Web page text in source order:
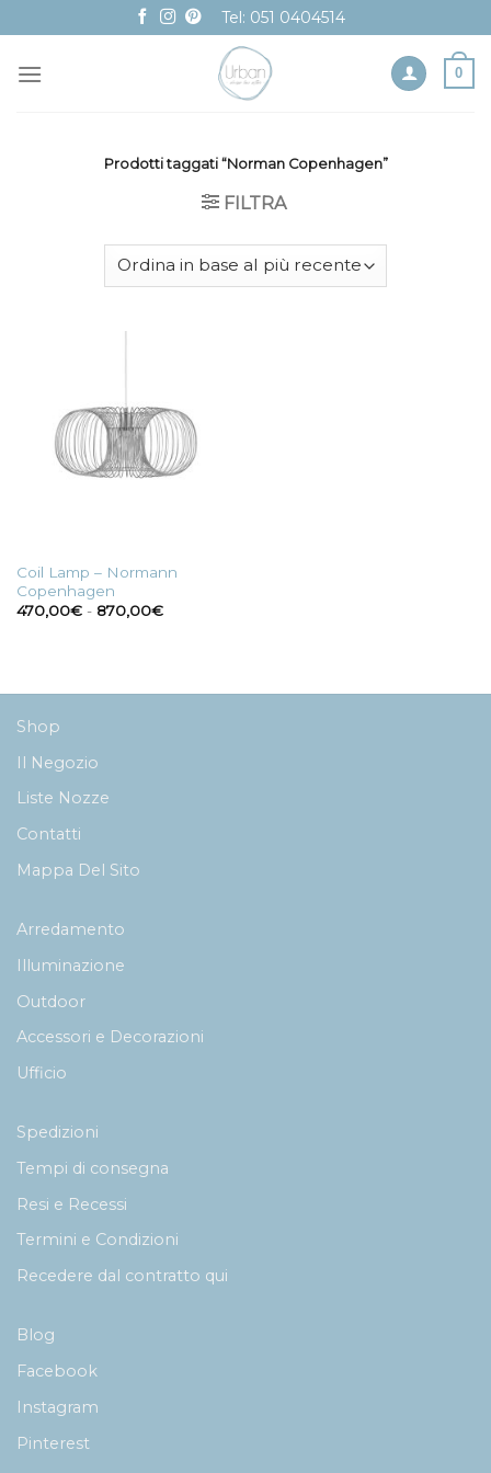
to
content
Tel: 051 0404514
0
Prodotti taggati “Norman Copenhagen”
FILTRA
Coil Lamp – Normann
Copenhagen
470,00€ - 870,00€Fascia
870,00€
Shop
Il Negozio
Liste Nozze
Contatti
Mappa Del Sito
Arredamento
Illuminazione
Outdoor
Accessori e Decorazioni
Ufficio
Spedizioni
Tempi di consegna
Resi e Recessi
Termini e Condizioni
Recedere dal contratto qui
Blog
Facebook
Instagram
Pinterest